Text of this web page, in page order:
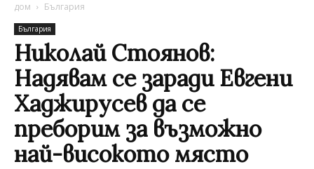
дом България
България
Николай Стоянов:
Надявам се заради Евгени
Хаджирусев да се
преборим за възможно
най-високото място